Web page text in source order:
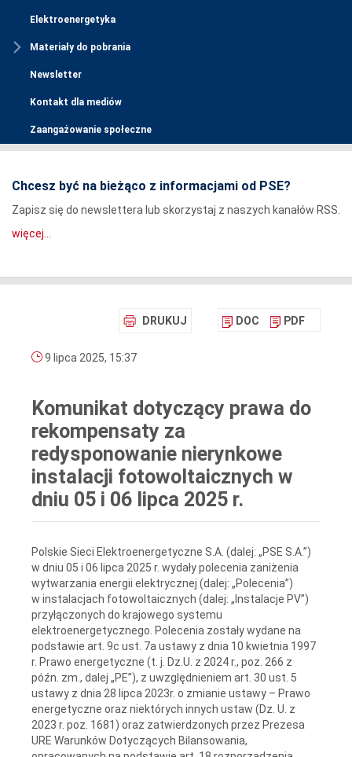
Elektroenergetyka
Materiały do pobrania
Newsletter
Kontakt dla mediów
Zaangażowanie społeczne
Chcesz być na bieżąco z informacjami od PSE?
Zapisz się do newslettera lub skorzystaj z naszych kanałów RSS.
więcej...
DRUKUJ DOC PDF
9 lipca 2025, 15:37
Komunikat dotyczący prawa do
rekompensaty za
redysponowanie nierynkowe
instalacji fotowoltaicznych w
dniu 05 i 06 lipca 2025 r.
Polskie Sieci Elektroenergetyczne S.A. (dalej: „PSE S.A.”)
w dniu 05 i 06 lipca 2025 r. wydały polecenia zaniżenia
wytwarzania energii elektrycznej (dalej: „Polecenia”)
w instalacjach fotowoltaicznych (dalej: „Instalacje PV”)
przyłączonych do krajowego systemu
elektroenergetycznego. Polecenia zostały wydane na
podstawie art. 9c ust. 7a ustawy z dnia 10 kwietnia 1997
r. Prawo energetyczne (t. j. Dz.U. z 2024 r., poz. 266 z
późn. zm., dalej „PE”), z uwzględnieniem art. 30 ust. 5
ustawy z dnia 28 lipca 2023r. o zmianie ustawy – Prawo
energetyczne oraz niektórych innych ustaw (Dz. U. z
2023 r. poz. 1681) oraz zatwierdzonych przez Prezesa
URE Warunków Dotyczących Bilansowania,